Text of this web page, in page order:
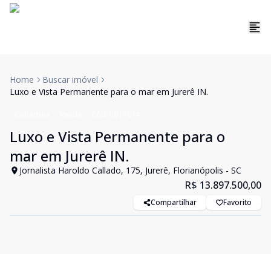
Home
Buscar imóvel
Luxo e Vista Permanente para o mar em Jurerê IN.
Luxo e Vista Permanente para o
mar em Jurerê IN.
Jornalista Haroldo Callado, 175, Jurerê, Florianópolis - SC
R$ 13.897.500,00
Compartilhar Favorito